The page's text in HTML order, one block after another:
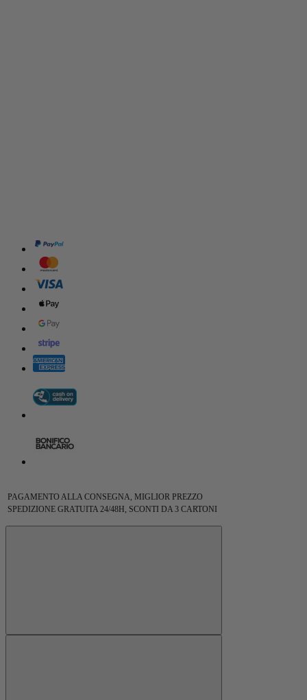
PAGAMENTO ALLA CONSEGNA, MIGLIOR PREZZO
SPEDIZIONE GRATUITA 24/48H, SCONTI DA 3 CARTONI